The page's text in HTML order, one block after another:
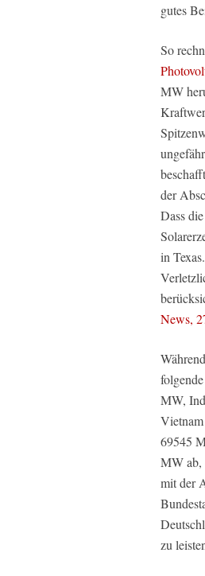
gutes
So
MW
der
Dass
in
News,
MW,
69545
MW ab,
mit der
zu